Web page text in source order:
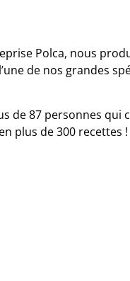
Polca, nous
de nos grandes
de 87 personnes
plus de 300 recettes !